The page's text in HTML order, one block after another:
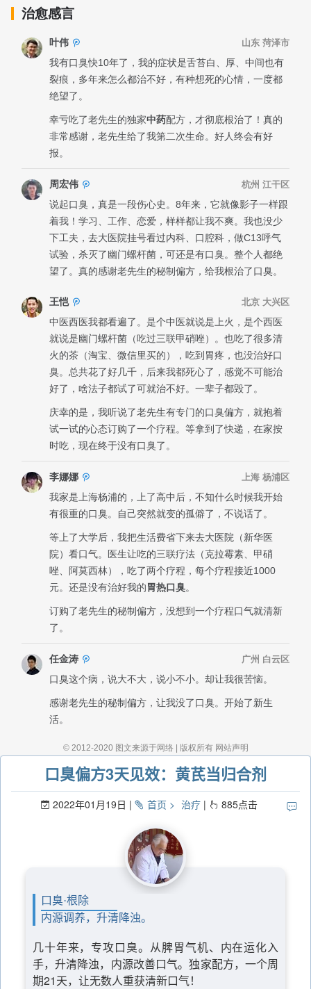
口臭偏方3天见效：黄芪当归合剂
2022年01月19日 首页 治疗 885点击
口臭·根除
内源调养，升清降浊。
几十年来，专攻口臭。从脾胃气机、内在运化入
手，升清降浊，内源改善口气。独家配方，一个周
期21天，让无数人重获清新口气！